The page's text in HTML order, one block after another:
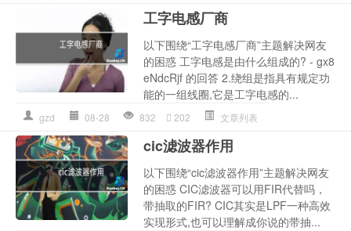
工字电感厂商
以下围绕“工字电感厂商”主题解决网友
的困惑 工字电感是由什么组成的? - gx8
eNdcRjf 的回答 2.绕组是指具有规定功
能的一组线圈,它是工字电感的...
gzd 08-28 832 202 文章列表
cic滤波器作用
以下围绕“cic滤波器作用”主题解决网友
的困惑 CIC滤波器可以用FIR代替吗，
带抽取的FIR? CIC其实是LPF一种高效
实现形式,也可以理解成你说的带抽...